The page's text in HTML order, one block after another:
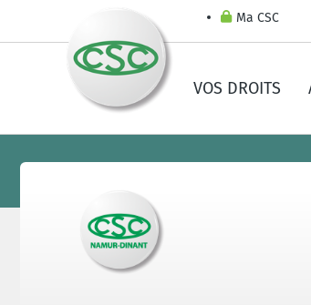
Ma CSC
VOS DROITS